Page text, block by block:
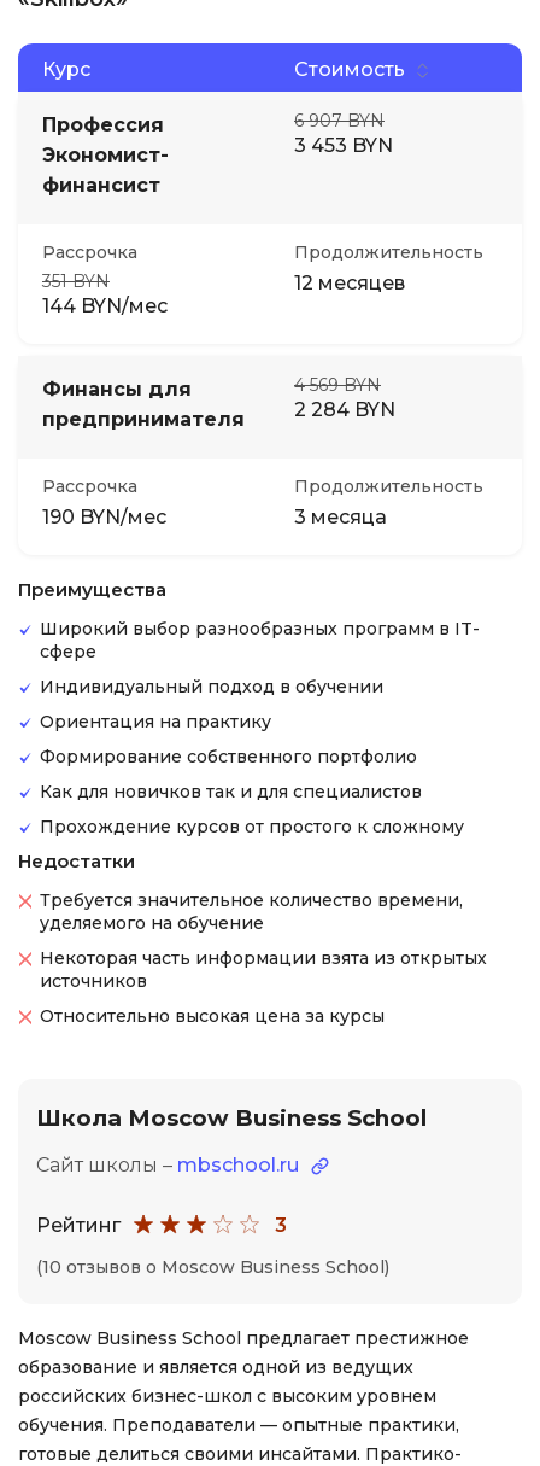
Курс Стоимость
Профессия
Экономист-
финансист
6 907 BYN
3 453 BYN
Рассрочка
351 BYN
144 BYN/мес
Продолжительность
12 месяцев
Финансы для
предпринимателя
4 569 BYN
2 284 BYN
Рассрочка
190 BYN/мес
Продолжительность
3 месяца
Преимущества
Широкий выбор разнообразных программ в IT-
сфере
Индивидуальный подход в обучении
Ориентация на практику
Формирование собственного портфолио
Как для новичков так и для специалистов
Прохождение курсов от простого к сложному
Недостатки
Требуется значительное количество времени,
уделяемого на обучение
Некоторая часть информации взята из открытых
источников
Относительно высокая цена за курсы
Школа Moscow Business School
Сайт школы – mbschool.ru
Рейтинг 3
(10 отзывов о Moscow Business School)
Moscow Business School предлагает престижное
образование и является одной из ведущих
российских бизнес-школ с высоким уровнем
обучения. Преподаватели — опытные практики,
готовые делиться своими инсайтами. Практико-